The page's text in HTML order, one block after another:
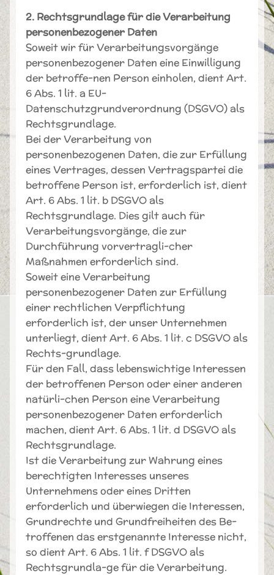
2. Rechtsgrundlage für die Verarbeitung
personenbezogener Daten
Soweit wir für Verarbeitungsvorgänge
personenbezogener Daten eine Einwilligung
der betroffe-nen Person einholen, dient Art.
6 Abs. 1 lit. a EU-
Datenschutzgrundverordnung (DSGVO) als
Rechtsgrundlage.
Bei der Verarbeitung von
personenbezogenen Daten, die zur Erfüllung
eines Vertrages, dessen Vertragspartei die
betroffene Person ist, erforderlich ist, dient
Art. 6 Abs. 1 lit. b DSGVO als
Rechtsgrundlage. Dies gilt auch für
Verarbeitungsvorgänge, die zur
Durchführung vorvertragli-cher
Maßnahmen erforderlich sind.
Soweit eine Verarbeitung
personenbezogener Daten zur Erfüllung
einer rechtlichen Verpflichtung
erforderlich ist, der unser Unternehmen
unterliegt, dient Art. 6 Abs. 1 lit. c DSGVO als
Rechts-grundlage.
Für den Fall, dass lebenswichtige Interessen
der betroffenen Person oder einer anderen
natürli-chen Person eine Verarbeitung
personenbezogener Daten erforderlich
machen, dient Art. 6 Abs. 1 lit. d DSGVO als
Rechtsgrundlage.
Ist die Verarbeitung zur Wahrung eines
berechtigten Interesses unseres
Unternehmens oder eines Dritten
erforderlich und überwiegen die Interessen,
Grundrechte und Grundfreiheiten des Be-
troffenen das erstgenannte Interesse nicht,
so dient Art. 6 Abs. 1 lit. f DSGVO als
Rechtsgrundla-ge für die Verarbeitung.